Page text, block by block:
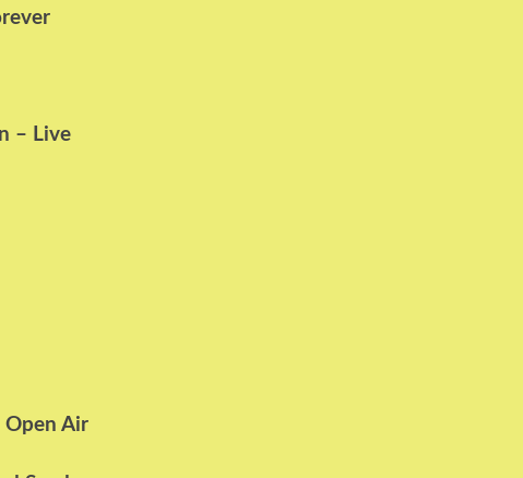
– Live
Open Air